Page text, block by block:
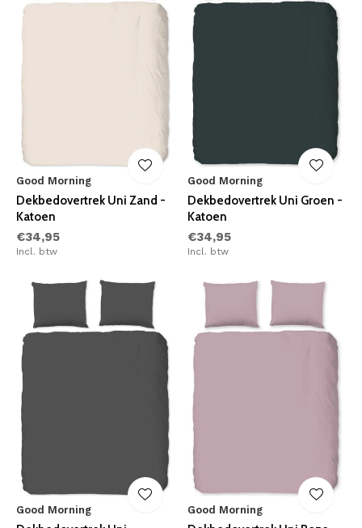
Good Morning
Dekbedovertrek Uni Zand -
Katoen
€34,95
Incl. btw
Good Morning
Dekbedovertrek Uni Groen -
Katoen
€34,95
Incl. btw
Good Morning Good Morning